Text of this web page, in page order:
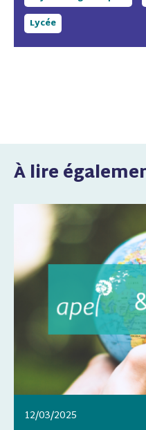
Lycée
À lire
12/03/2025